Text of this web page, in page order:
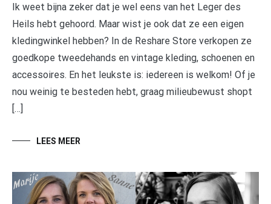
Ik weet bijna zeker dat je wel eens van het Leger des
Heils hebt gehoord. Maar wist je ook dat ze een eigen
kledingwinkel hebben? In de Reshare Store verkopen ze
goedkope tweedehands en vintage kleding, schoenen en
accessoires. En het leukste is: iedereen is welkom! Of je
nou weinig te besteden hebt, graag milieubewust shopt
[…]
LEES MEER